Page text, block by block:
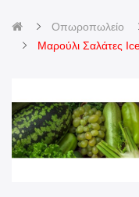
Οπωροπωλείο
Μαρούλι Σαλάτες